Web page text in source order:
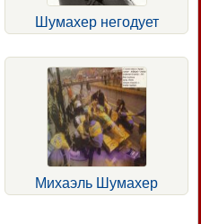
Шумахер негодует
Михаэль Шумахер